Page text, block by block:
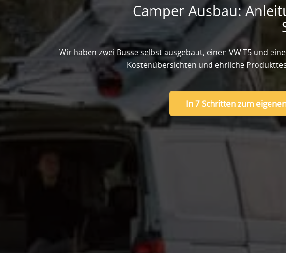
Camper Ausbau:
Wir haben zwei Busse selbst ausgebaut, einen VW T5 und
Kostenübersichten und ehrliche
In 7 Schritten zum